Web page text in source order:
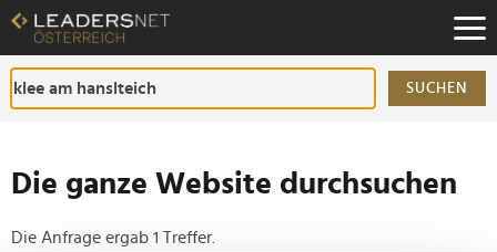
Zum
Inhalt
Zur
Fußzeilen-
Navigation
SUCHEN
Die ganze Website durchsuchen
Die Anfrage ergab 1 Treffer.